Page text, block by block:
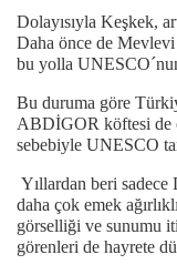
Dolayısıyla Keşkek,
Daha önce de Mevlevi
bu yolla
Bu duruma göre
ABDİGOR köftesi de
sebebiyle UNESCO
Yıllardan beri sadece
daha çok emek
görselliği ve sunumu
görenleri de hayrete